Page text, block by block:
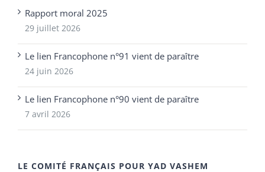
Rapport moral 2025
29 juillet 2026
Le lien Francophone n°91 vient de paraître
24 juin 2026
Le lien Francophone n°90 vient de paraître
7 avril 2026
LE COMITÉ FRANÇAIS POUR YAD VASHEM